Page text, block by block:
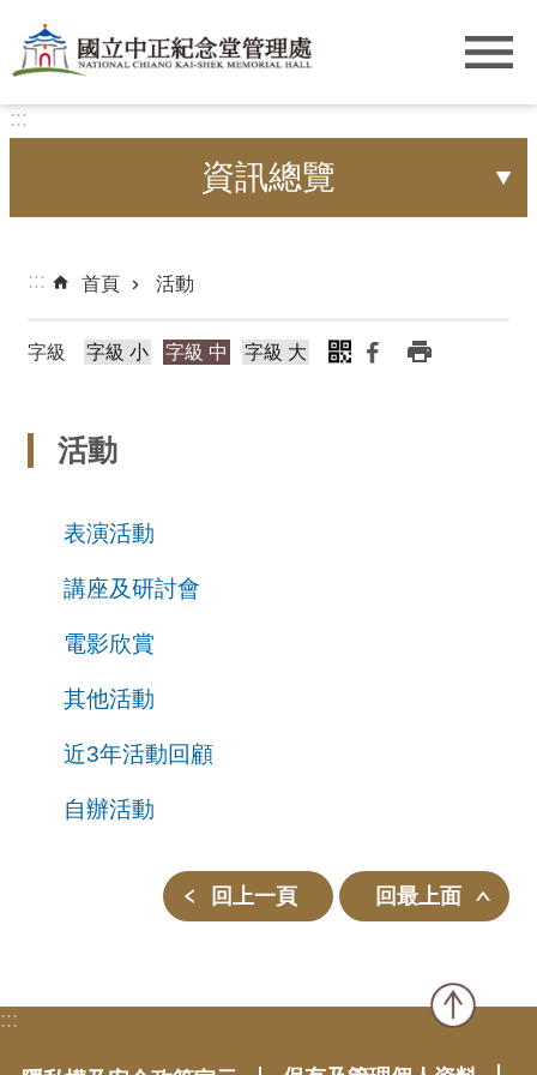
跳到主要內容區塊
:::
資訊總覽
::: 首頁 活動
字級 字級 小 字級 中 字級 大
活動
表演活動
講座及研討會
電影欣賞
其他活動
近3年活動回顧
自辦活動
回上一頁 回最上面
:::